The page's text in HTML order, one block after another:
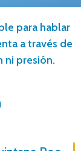
para hablar
a través de
ni presión.